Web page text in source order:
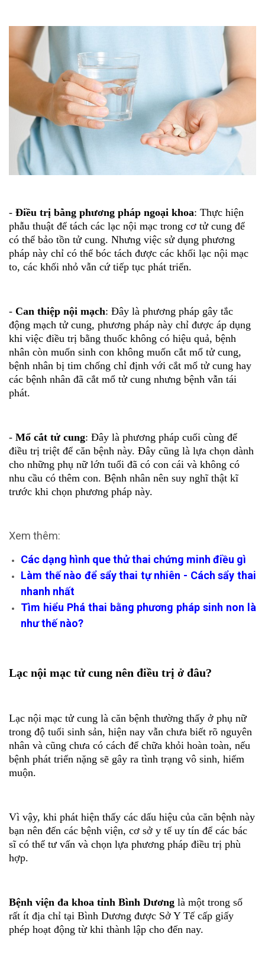
- Điều trị bằng phương pháp ngoại khoa: Thực hiện
phẫu thuật để tách các lạc nội mạc trong cơ tử cung để
có thể bảo tồn tử cung. Nhưng việc sử dụng phương
pháp này chỉ có thể bóc tách được các khối lạc nội mạc
to, các khối nhỏ vẫn cứ tiếp tục phát triển.
- Can thiệp nội mạch: Đây là phương pháp gây tắc
động mạch tử cung, phương pháp này chỉ được áp dụng
khi việc điều trị bằng thuốc không có hiệu quả, bệnh
nhân còn muốn sinh con không muốn cắt mổ tử cung,
bệnh nhân bị tim chống chỉ định với cắt mổ tử cung hay
các bệnh nhân đã cắt mổ tử cung nhưng bệnh vẫn tái
phát.
- Mổ cắt tử cung: Đây là phương pháp cuối cùng để
điều trị triệt để căn bệnh này. Đây cũng là lựa chọn dành
cho những phụ nữ lớn tuổi đã có con cái và không có
nhu cầu có thêm con. Bệnh nhân nên suy nghĩ thật kĩ
trước khi chọn phương pháp này.
Xem thêm:
Các dạng hình que thử thai chứng minh điều gì
Làm thế nào để sẩy thai tự nhiên - Cách sẩy thai
nhanh nhất
Tìm hiểu Phá thai bằng phương pháp sinh non là
như thế nào?
Lạc nội mạc tử cung nên điều trị ở đâu?
Lạc nội mạc tử cung là căn bệnh thường thấy ở phụ nữ
trong độ tuổi sinh sản, hiện nay vẫn chưa biết rõ nguyên
nhân và cũng chưa có cách để chữa khỏi hoàn toàn, nếu
bệnh phát triển nặng sẽ gây ra tình trạng vô sinh, hiếm
muộn.
Vì vậy, khi phát hiện thấy các dấu hiệu của căn bệnh này
bạn nên đến các bệnh viện, cơ sở y tế uy tín để các bác
sĩ có thể tư vấn và chọn lựa phương pháp điều trị phù
hợp.
Bệnh viện đa khoa tỉnh Bình Dương là một trong số
rất ít địa chỉ tại Bình Dương được Sở Y Tế cấp giấy
phép hoạt động từ khi thành lập cho đến nay.